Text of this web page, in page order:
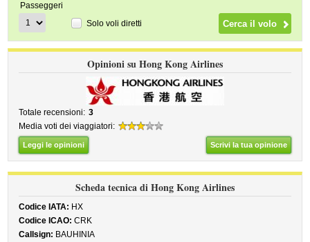
Passeggeri
Solo voli diretti
Opinioni su Hong Kong Airlines
Totale recensioni: 3
Media voti dei viaggiatori:
Leggi le opinioni Scrivi la tua opinione
Scheda tecnica di Hong Kong Airlines
Codice IATA: HX
Codice ICAO: CRK
Callsign: BAUHINIA